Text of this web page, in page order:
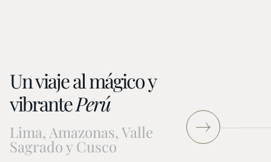
Un viaje al mágico y
vibrantePerú
Lima, Amazonas, Valle
Sagrado y Cusco